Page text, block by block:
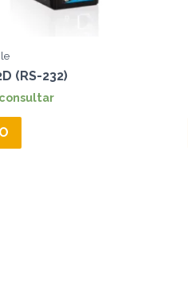
(RS-232)